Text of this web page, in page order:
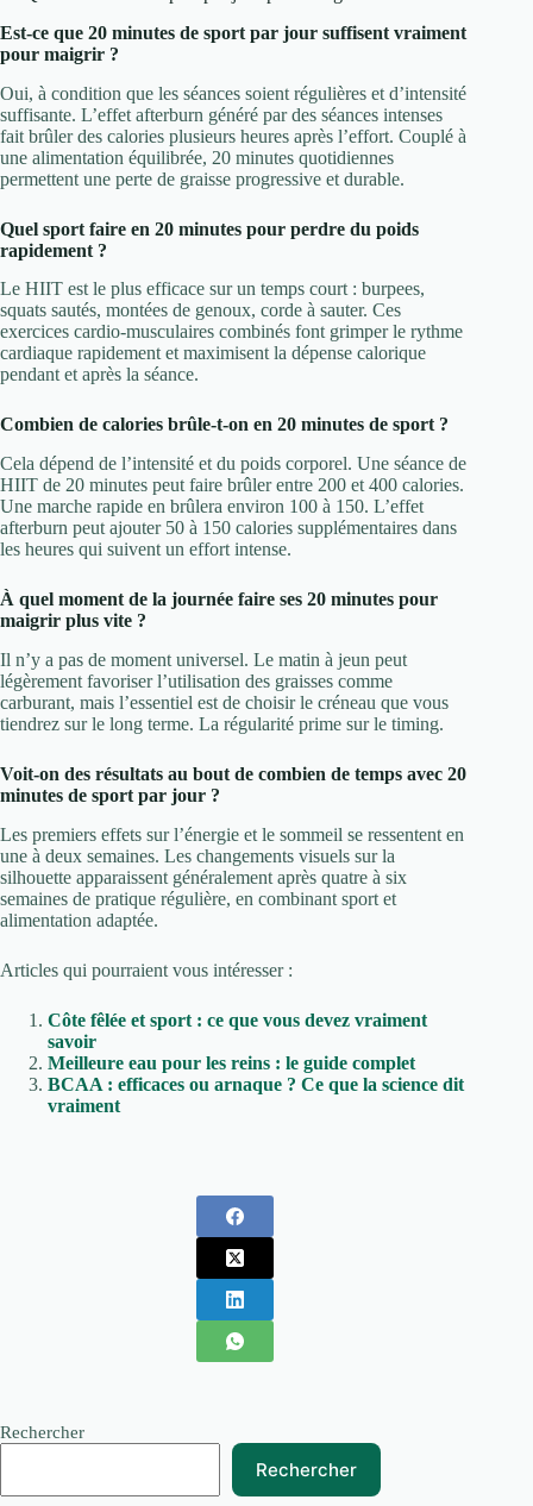
Est-ce que 20 minutes de sport par jour suffisent vraiment
pour maigrir ?
Oui, à condition que les séances soient régulières et d’intensité
suffisante. L’effet afterburn généré par des séances intenses
fait brûler des calories plusieurs heures après l’effort. Couplé à
une alimentation équilibrée, 20 minutes quotidiennes
permettent une perte de graisse progressive et durable.
Quel sport faire en 20 minutes pour perdre du poids
rapidement ?
Le HIIT est le plus efficace sur un temps court : burpees,
squats sautés, montées de genoux, corde à sauter. Ces
exercices cardio-musculaires combinés font grimper le rythme
cardiaque rapidement et maximisent la dépense calorique
pendant et après la séance.
Combien de calories brûle-t-on en 20 minutes de sport ?
Cela dépend de l’intensité et du poids corporel. Une séance de
HIIT de 20 minutes peut faire brûler entre 200 et 400 calories.
Une marche rapide en brûlera environ 100 à 150. L’effet
afterburn peut ajouter 50 à 150 calories supplémentaires dans
les heures qui suivent un effort intense.
À quel moment de la journée faire ses 20 minutes pour
maigrir plus vite ?
Il n’y a pas de moment universel. Le matin à jeun peut
légèrement favoriser l’utilisation des graisses comme
carburant, mais l’essentiel est de choisir le créneau que vous
tiendrez sur le long terme. La régularité prime sur le timing.
Voit-on des résultats au bout de combien de temps avec 20
minutes de sport par jour ?
Les premiers effets sur l’énergie et le sommeil se ressentent en
une à deux semaines. Les changements visuels sur la
silhouette apparaissent généralement après quatre à six
semaines de pratique régulière, en combinant sport et
alimentation adaptée.
Articles qui pourraient vous intéresser :
Côte fêlée et sport : ce que vous devez vraiment
savoir
Meilleure eau pour les reins : le guide complet
BCAA : efficaces ou arnaque ? Ce que la science dit
vraiment
Rechercher
Rechercher